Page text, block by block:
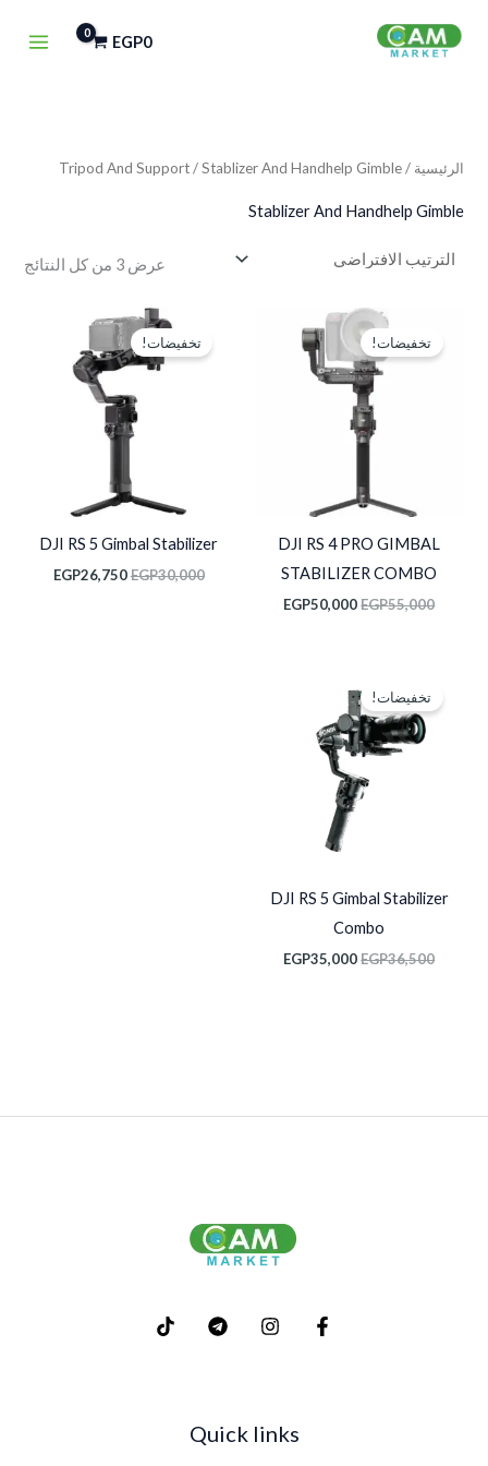
EGP0
الرئيسية /
Tripod And Support/ Stablizer And Handhelp Gimble
Stablizer And Handhelp Gimble
عرض ⁦3⁩ من كل النتائج
تخفيضات!
DJI RS 4 PRO GIMBAL
STABILIZER COMBO
EGP55,000
السعر
الأصلي
هو:
EGP55,000.
EGP50,000
تخفيضات!
DJI RS 5 Gimbal Stabilizer
EGP30,000
السعر
الأصلي
هو:
EGP30,000.
EGP26,750
تخفيضات!
DJI RS 5 Gimbal Stabilizer
Combo
EGP36,500
الأصلي
هو:
EGP36,500.
EGP35,000
Quick links